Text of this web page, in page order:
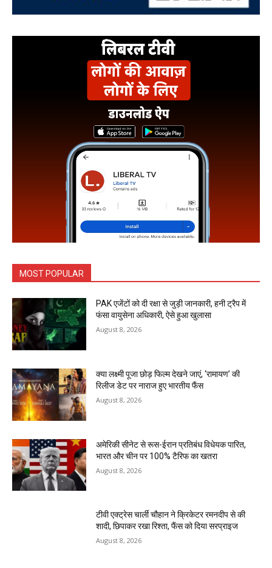
MOST POPULAR
PAK एजेंटों को दी रक्षा से जुड़ी जानकारी, हनी ट्रैप में
फंसा वायुसेना अधिकारी, ऐसे हुआ खुलासा
August 8, 2026
क्या लक्ष्मी पूजा छोड़ फिल्म देखने जाएं, ‘रामायण’ की
रिलीज डेट पर नाराज हुए भारतीय फैंस
August 8, 2026
अमेरिकी सीनेट से रूस-ईरान प्रतिबंध विधेयक पारित,
भारत और चीन पर 100% टैरिफ का खतरा
August 8, 2026
टीवी एक्ट्रेस चार्ली चौहान ने क्रिकेटर रमनदीप से की
शादी, छिपाकर रखा रिश्ता, फैंस को दिया सरप्राइज
August 8, 2026